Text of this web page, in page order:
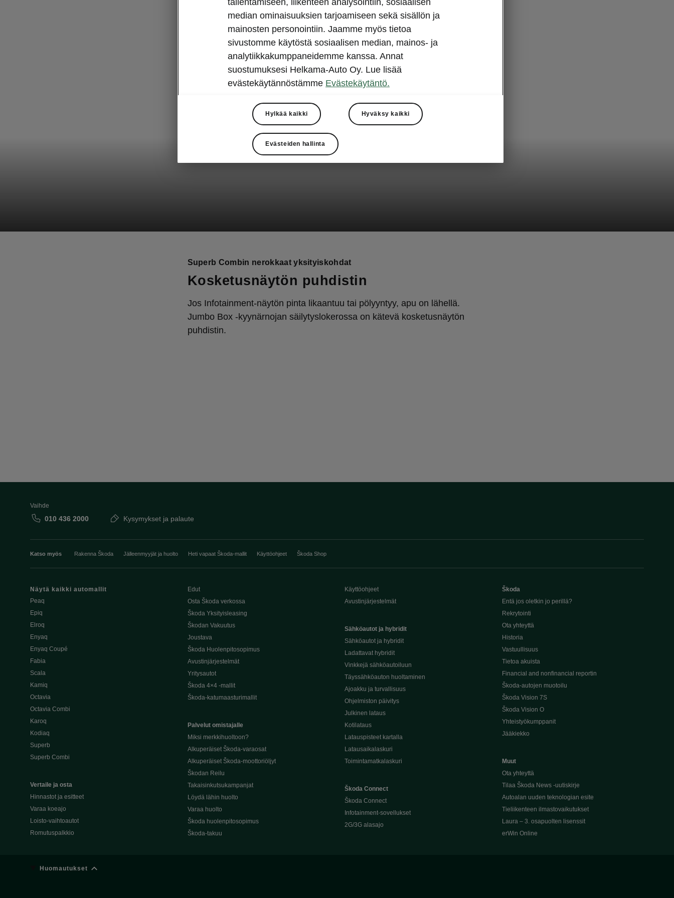
Superb Combin nerokkaat yksityiskohdat
Kosketusnäytön puhdistin
Jos Infotainment-näytön pinta likaantuu tai pölyyntyy, apu on lähellä.
Jumbo Box -kyynärnojan säilytyslokerossa on kätevä kosketusnäytön
puhdistin.
Vaihde
010 436 2000 Kysymykset ja palaute
Katso myös Rakenna Škoda Jälleenmyyjät ja huolto Heti vapaat Škoda-mallit Käyttöohjeet Škoda Shop
Näytä kaikki automallit
Peaq
Epiq
Elroq
Enyaq
Enyaq Coupé
Fabia
Scala
Kamiq
Octavia
Octavia Combi
Karoq
Kodiaq
Superb
Superb Combi
Vertaile ja osta
Hinnastot ja esitteet
Varaa koeajo
Loisto-vaihtoautot
Romutuspalkkio
Edut
Osta Škoda verkossa
Škoda Yksityisleasing
Škodan Vakuutus
Joustava
Škoda Huolenpitosopimus
Avustinjärjestelmät
Yritysautot
Škoda 4×4 -mallit
Škoda-katumaasturimallit
Palvelut omistajalle
Miksi merkkihuoltoon?
Alkuperäiset Škoda-varaosat
Alkuperäiset Škoda-moottoriöljyt
Škodan Reilu
Takaisinkutsukampanjat
Löydä lähin huolto
Varaa huolto
Škoda huolenpitosopimus
Škoda-takuu
Käyttöohjeet
Avustinjärjestelmät
Sähköautot ja hybridit
Sähköautot ja hybridit
Ladattavat hybridit
Vinkkejä sähköautoiluun
Täyssähköauton huoltaminen
Ajoakku ja turvallisuus
Ohjelmiston päivitys
Julkinen lataus
Kotilataus
Latauspisteet kartalla
Latausaikalaskuri
Toimintamatkalaskuri
Škoda Connect
Škoda Connect
Infotainment-sovellukset
2G/3G alasajo
Škoda
Entä jos oletkin jo perillä?
Rekrytointi
Ota yhteyttä
Historia
Vastuullisuus
Tietoa akuista
Financial and nonfinancial reportin
Škoda-autojen muotoilu
Škoda Vision 7S
Škoda Vision O
Yhteistyökumppanit
Jääkiekko
Muut
Ota yhteyttä
Tilaa Škoda News -uutiskirje
Autoalan uuden teknologian esite
Tieliikenteen ilmastovaikutukset
Laura – 3. osapuolten lisenssit
erWin Online
Huomautukset
median ominaisuuksien tarjoamiseen sekä sisällön ja
mainosten personointiin. Jaamme myös tietoa
sivustomme käytöstä sosiaalisen median, mainos- ja
analytiikkakumppaneidemme kanssa. Annat
suostumuksesi Helkama-Auto Oy. Lue lisää
evästekäytännöstämme Evästekäytäntö.
Hylkää kaikki Hyväksy kaikki
Evästeiden hallinta